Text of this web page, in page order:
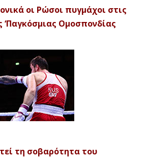
οι Ρώσοι πυγμάχοι στις
‘Παγκόσμιας Ομοσπονδίας
τη σοβαρότητα του